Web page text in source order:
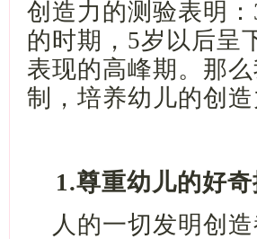
创造力的测验表明：
的时期，5岁以后呈
表现的高峰期。那
制，培养幼儿的创造
1.尊重幼儿的好
人的一切发明创